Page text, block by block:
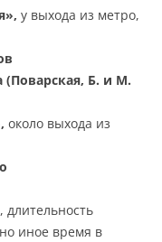
у выхода из метро,
(Поварская, Б. и М.
, около выхода из
длительность
иное время в